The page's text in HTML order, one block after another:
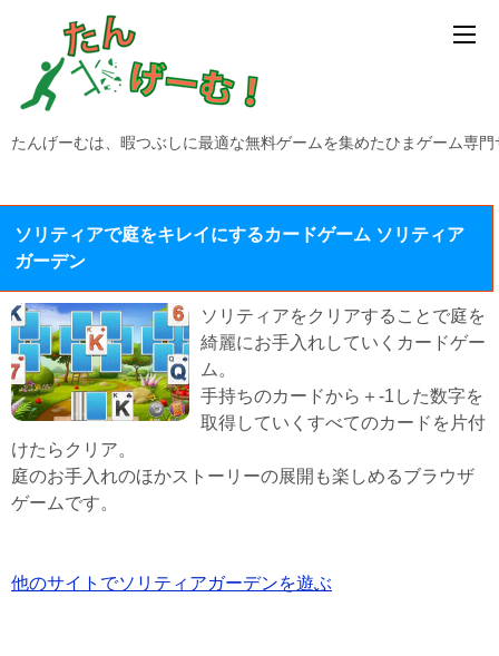
たんげーむは、暇つぶしに最適な無料ゲームを集めたひまゲーム専
ソリティアで庭をキレイにするカードゲーム ソリティア
ガーデン
ソリティアをクリアすることで庭を
綺麗にお手入れしていくカードゲー
ム。
手持ちのカードから＋-1した数字を
取得していくすべてのカードを片付
けたらクリア。
庭のお手入れのほかストーリーの展開も楽しめるブラウザ
ゲームです。
他のサイトでソリティアガーデンを遊ぶ